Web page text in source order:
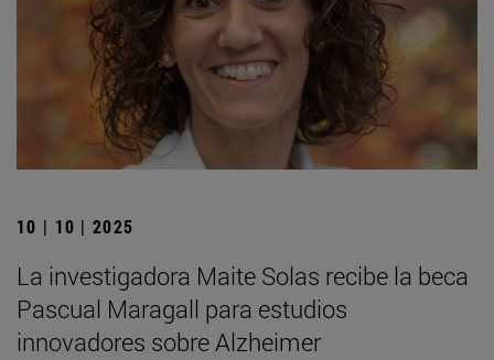
10 | 10 | 2025
La investigadora Maite Solas recibe la beca
Pascual Maragall para estudios
innovadores sobre Alzheimer